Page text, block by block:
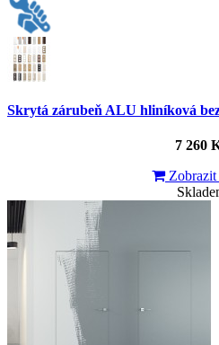
Skrytá zárubeň ALU hliníková
7 260
Zobrazit